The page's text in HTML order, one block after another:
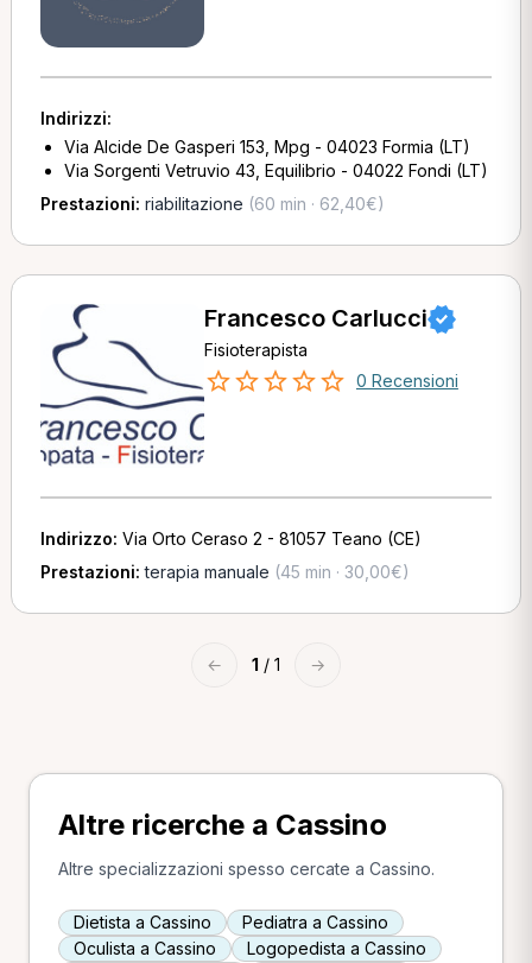
Indirizzi:
Via Alcide De Gasperi 153, Mpg - 04023 Formia (LT)
Via Sorgenti Vetruvio 43, Equilibrio - 04022 Fondi (LT)
Prestazioni: riabilitazione (60 min · 62,40€)
Francesco Carlucci
Fisioterapista
0 Recensioni
Indirizzo: Via Orto Ceraso 2 - 81057 Teano (CE)
Prestazioni:terapia manuale (45 min · 30,00€)
← 1 / 1 →
Altre ricerche a Cassino
Altre specializzazioni spesso cercate a Cassino.
Dietista a Cassino
Pediatra a Cassino
Oculista a Cassino
Logopedista a Cassino